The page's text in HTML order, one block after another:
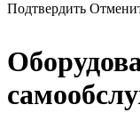
Подтвердить